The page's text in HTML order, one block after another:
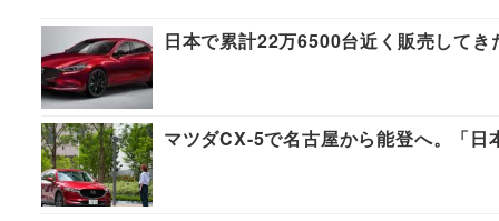
日本で累計22万6500台近く販売して
マツダCX-5で名古屋から能登へ。「